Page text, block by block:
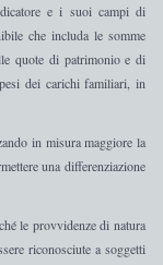
e i suoi campi di
che includa le somme
quote di patrimonio e di
dei carichi familiari,in
in misura maggiore la
unadifferenziazione
le provvidenze di natura
riconosciute a soggetti